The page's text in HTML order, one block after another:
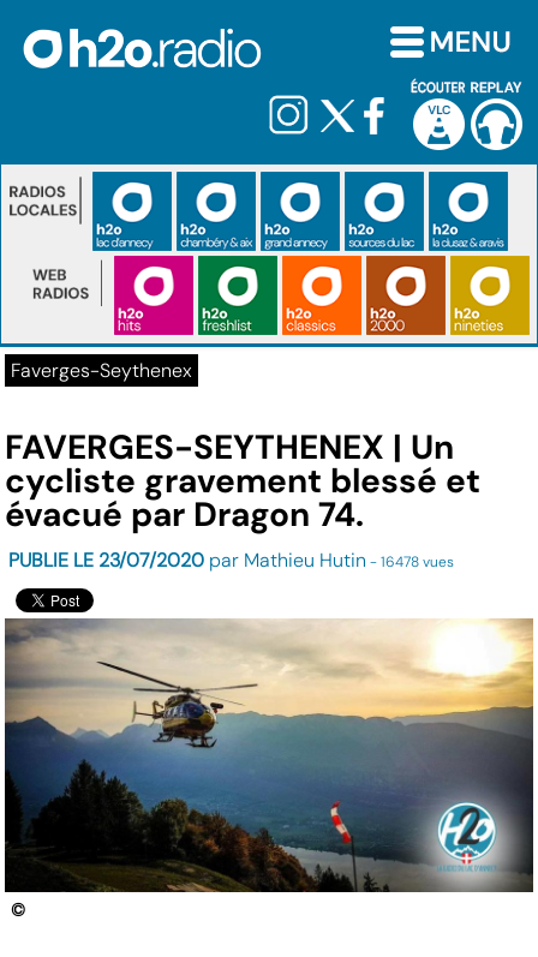
Faverges-Seythenex
FAVERGES-SEYTHENEX | Un
cycliste gravement blessé et
évacué par Dragon 74.
PUBLIE LE 23/07/2020 par Mathieu Hutin - 16478 vues
©